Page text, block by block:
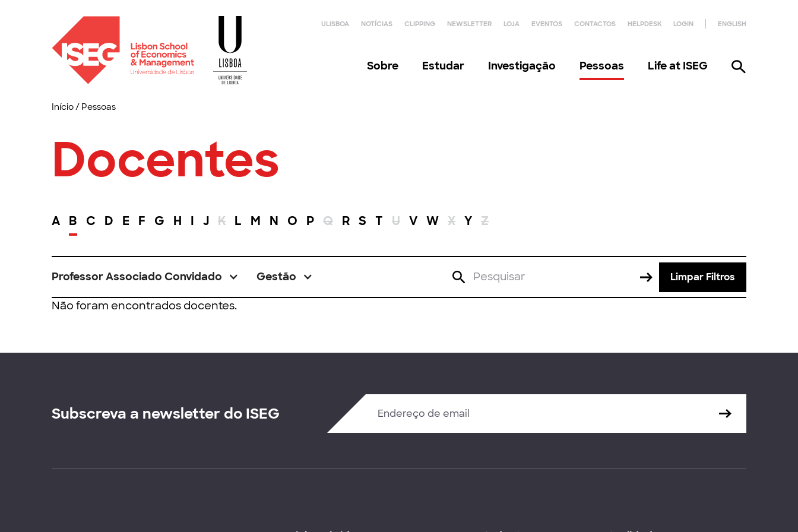
ULISBOA NOTÍCIAS CLIPPING NEWSLETTER LOJA EVENTOS CONTACTOS HELPDESK LOGIN ENGLISH
Sobre Estudar Investigação Pessoas Life at ISEG
Início/ Pessoas
Docentes
A B C D E F G H I J K L M N O P Q R S T U V W X Y Z
Professor Associado Convidado Gestão Limpar Filtros
Não foram encontrados docentes.
Subscreva a newsletter do ISEG